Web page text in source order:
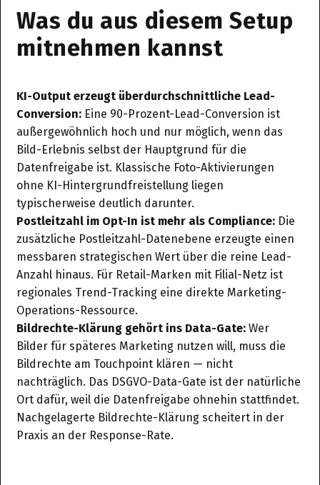
Was du aus diesem Setup
mitnehmen kannst
KI-Output erzeugt überdurchschnittliche Lead-
Conversion: Eine 90-Prozent-Lead-Conversion ist
außergewöhnlich hoch und nur möglich, wenn das
Bild-Erlebnis selbst der Hauptgrund für die
Datenfreigabe ist. Klassische Foto-Aktivierungen
ohne KI-Hintergrundfreistellung liegen
typischerweise deutlich darunter.
Postleitzahl im Opt-In ist mehr als Compliance: Die
zusätzliche Postleitzahl-Datenebene erzeugte einen
messbaren strategischen Wert über die reine Lead-
Anzahl hinaus. Für Retail-Marken mit Filial-Netz ist
regionales Trend-Tracking eine direkte Marketing-
Operations-Ressource.
Bildrechte-Klärung gehört ins Data-Gate: Wer
Bilder für späteres Marketing nutzen will, muss die
Bildrechte am Touchpoint klären — nicht
nachträglich. Das DSGVO-Data-Gate ist der natürliche
Ort dafür, weil die Datenfreigabe ohnehin stattfindet.
Nachgelagerte Bildrechte-Klärung scheitert in der
Praxis an der Response-Rate.